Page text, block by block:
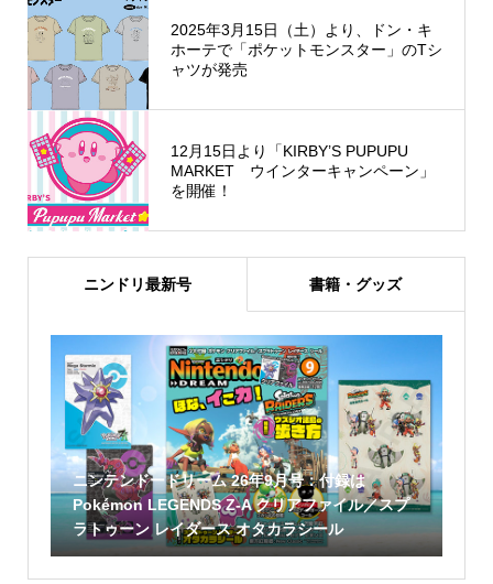
2025年3月15日（土）より、ドン・キ
ホーテで「ポケットモンスター」のTシ
ャツが発売
12月15日より「KIRBY’S PUPUPU
MARKET ウインターキャンペーン」
を開催！
ニンドリ最新号 書籍・グッズ
ニンテンドードリーム 26年9月号：付録は
Pokémon LEGENDS Z-A クリアファイル／スプ
ラトゥーン レイダース オタカラシール